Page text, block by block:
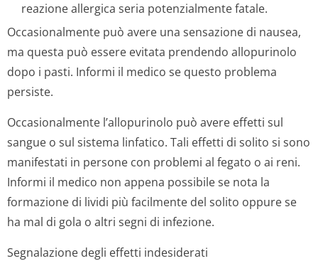
reazione allergica seria potenzialmente fatale.
Occasionalmente può avere una sensazione di nausea,
ma questa può essere evitata prendendo allopurinolo
dopo i pasti. Informi il medico se questo problema
persiste.
Occasionalmente l’allopurinolo può avere effetti sul
sangue o sul sistema linfatico. Tali effetti di solito si sono
manifestati in persone con problemi al fegato o ai reni.
Informi il medico non appena possibile se nota la
formazione di lividi più facilmente del solito oppure se
ha mal di gola o altri segni di infezione.
Segnalazione degli effetti indesiderati